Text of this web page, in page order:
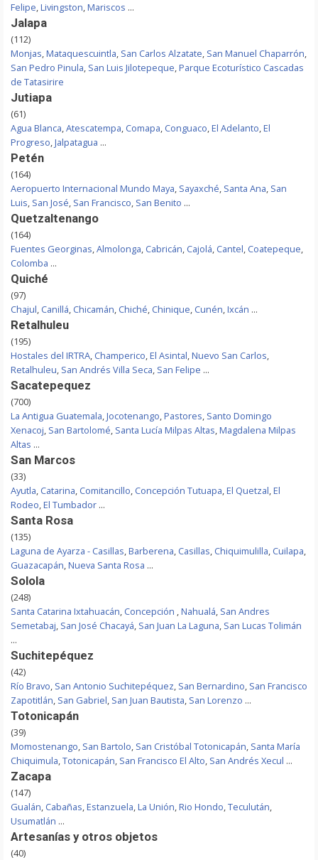
Felipe,Livingston,Mariscos ...
Jalapa
(112)
Monjas,Mataquescuintla, San Carlos Alzatate, San Manuel Chaparrón,
San Pedro Pinula, San Luis Jilotepeque,Parque Ecoturístico Cascadas
de Tatasirire
Jutiapa
(61)
Agua Blanca,Atescatempa, Comapa, Conguaco,El Adelanto,El
Progreso,Jalpatagua ...
Petén
(164)
Aeropuerto Internacional Mundo Maya, Sayaxché, Santa Ana, San
Luis, San José, San Francisco, San Benito ...
Quetzaltenango
(164)
Fuentes Georginas,Almolonga, Cabricán, Cajolá, Cantel, Coatepeque,
Colomba ...
Quiché
(97)
Chajul, Canillá, Chicamán, Chiché, Chinique, Cunén,Ixcán ...
Retalhuleu
(195)
Hostales del IRTRA, Champerico,El Asintal,Nuevo San Carlos,
Retalhuleu, San Andrés Villa Seca, San Felipe ...
Sacatepequez
(700)
La Antigua Guatemala,Jocotenango,Pastores, Santo Domingo
Xenacoj, San Bartolomé, Santa Lucía Milpas Altas,Magdalena Milpas
Altas ...
San Marcos
(33)
Ayutla, Catarina, Comitancillo, Concepción Tutuapa,El Quetzal,El
Rodeo,El Tumbador ...
Santa Rosa
(135)
Laguna de Ayarza - Casillas,Barberena, Casillas, Chiquimulilla, Cuilapa,
Guazacapán,Nueva Santa Rosa ...
Solola
(248)
Santa Catarina Ixtahuacán, Concepción ,Nahualá, San Andres
Semetabaj, San José Chacayá, San Juan La Laguna, San Lucas Tolimán
...
Suchitepéquez
(42)
Río Bravo, San Antonio Suchitepéquez, San Bernardino, San Francisco
Zapotitlán, San Gabriel, San Juan Bautista, San Lorenzo ...
Totonicapán
(39)
Momostenango, San Bartolo, San Cristóbal Totonicapán, Santa María
Chiquimula,Totonicapán, San Francisco El Alto, San Andrés Xecul ...
Zacapa
(147)
Gualán, Cabañas,Estanzuela,La Unión,Rio Hondo,Teculután,
Usumatlán ...
Artesanías y otros objetos
(40)